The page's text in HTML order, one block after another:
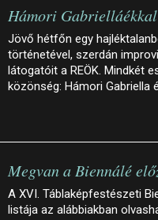
Hámori
Jövő hétfőn egy
történetével, szerdán
látogatóit a REÖK. Mindkét
közönség: Hámori Gabriella
Megvan a Biennálé
A XVI. Táblaképfestészeti
listája az alábbiakban